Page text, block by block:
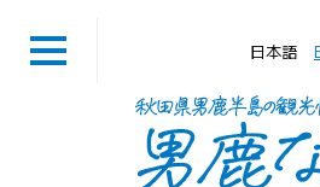
日本語